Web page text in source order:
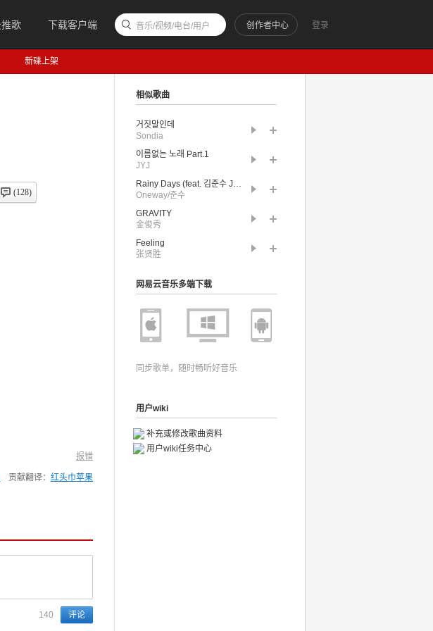
歌 下载客户端 登录
创作者中心
音乐/视频/电台/用户
新碟上架